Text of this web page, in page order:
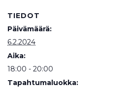
TIEDOT
Päivämäärä:
6.2.2024
Aika:
18:00 - 20:00
Tapahtumaluokka: